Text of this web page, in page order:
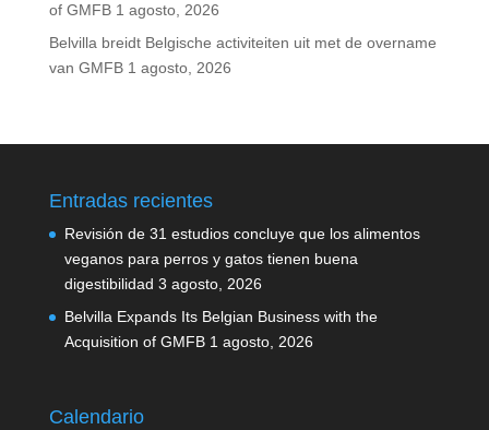
of GMFB 1 agosto, 2026
Belvilla breidt Belgische activiteiten uit met de overname
van GMFB 1 agosto, 2026
Entradas recientes
Revisión de 31 estudios concluye que los alimentos
veganos para perros y gatos tienen buena
digestibilidad 3 agosto, 2026
Belvilla Expands Its Belgian Business with the
Acquisition of GMFB 1 agosto, 2026
Calendario